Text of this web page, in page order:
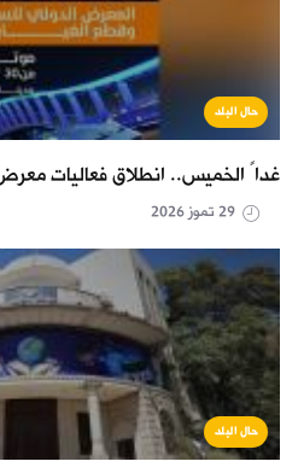
حال البلد
غداً الخميس.. انطلاق فعاليات معرض
حال البلد